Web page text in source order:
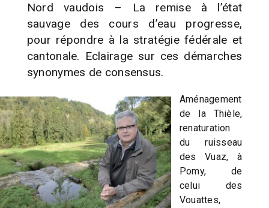
Nord vaudois – La remise à l’état
sauvage des cours d’eau progresse,
pour répondre à la stratégie fédérale et
cantonale. Eclairage sur ces démarches
synonymes de consensus.
Aménagement
de la Thièle,
renaturation
du ruisseau
des Vuaz, à
Pomy, de
celui des
Vouattes,